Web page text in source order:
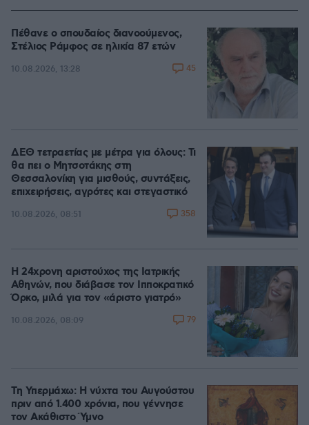
Πέθανε ο σπουδαίος διανοούμενος,
Στέλιος Ράμφος σε ηλικία 87 ετών
10.08.2026, 13:28 45
ΔΕΘ τετραετίας με μέτρα για όλους: Τι
θα πει ο Μητσοτάκης στη
Θεσσαλονίκη για μισθούς, συντάξεις,
επιχειρήσεις, αγρότες και στεγαστικό
10.08.2026, 08:51 358
Η 24χρονη αριστούχος της Ιατρικής
Αθηνών, που διάβασε τον Ιπποκρατικό
Όρκο, μιλά για τον «άριστο γιατρό»
10.08.2026, 08:09 79
Τη Υπερμάχω: Η νύχτα του Αυγούστου
πριν από 1.400 χρόνια, που γέννησε
τον Ακάθιστο Ύμνο